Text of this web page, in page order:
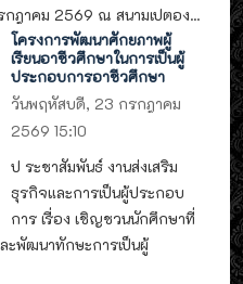
ฎาคม 2569 ณ สนามเปตอง...
โครงการพัฒนาศักยภาพผู้
เรียนอาชีวศึกษาในการเป็นผู้
ประกอบการอาชีวศึกษา
วันพฤหัสบดี, 23 กรกฎาคม
2569 15:10
ป ระชาสัมพันธ์ งานส่งเสริม
ธุรกิจและการเป็นผู้ประกอบ
การ เรื่อง เชิญชวนนักศึกษาที่
ะพัฒนาทักษะการเป็นผู้